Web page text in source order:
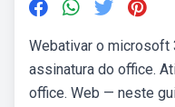
Webativar o microsoft
assinatura do office.
office. Web — neste